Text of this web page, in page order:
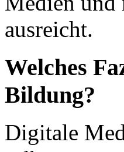
ausreicht.
Welches
Bildung?
Digitale